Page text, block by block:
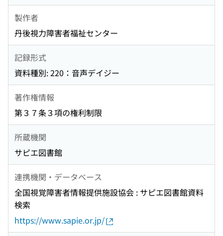
製作者
丹後視力障害者福祉センター
記録形式
資料種別: 220：音声デイジー
著作権情報
第３７条３項の権利制限
所蔵機関
サピエ図書館
連携機関・データベース
全国視覚障害者情報提供施設協会 : サピエ図書館資料
検索
https://www.sapie.or.jp/